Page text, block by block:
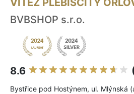
VÍTĚZ PLEBISCITY
BVBSHOP s.r.o.
8.6
Bystřice pod Hostýnem, ul. Mlýnská